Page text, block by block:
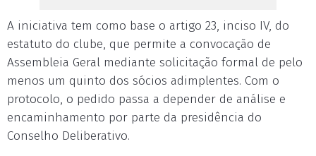
A iniciativa tem como base o artigo 23, inciso IV, do
estatuto do clube, que permite a convocação de
Assembleia Geral mediante solicitação formal de pelo
menos um quinto dos sócios adimplentes. Com o
protocolo, o pedido passa a depender de análise e
encaminhamento por parte da presidência do
Conselho Deliberativo.